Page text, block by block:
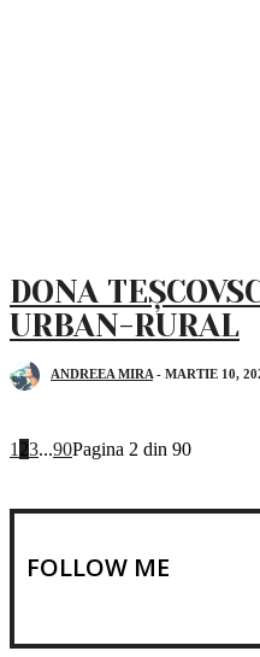
DONA
URBAN-RURAL
ANDREEA MIRA - MARTIE 10,
1 23...90Pagina 2 din 90
FOLLOW ME